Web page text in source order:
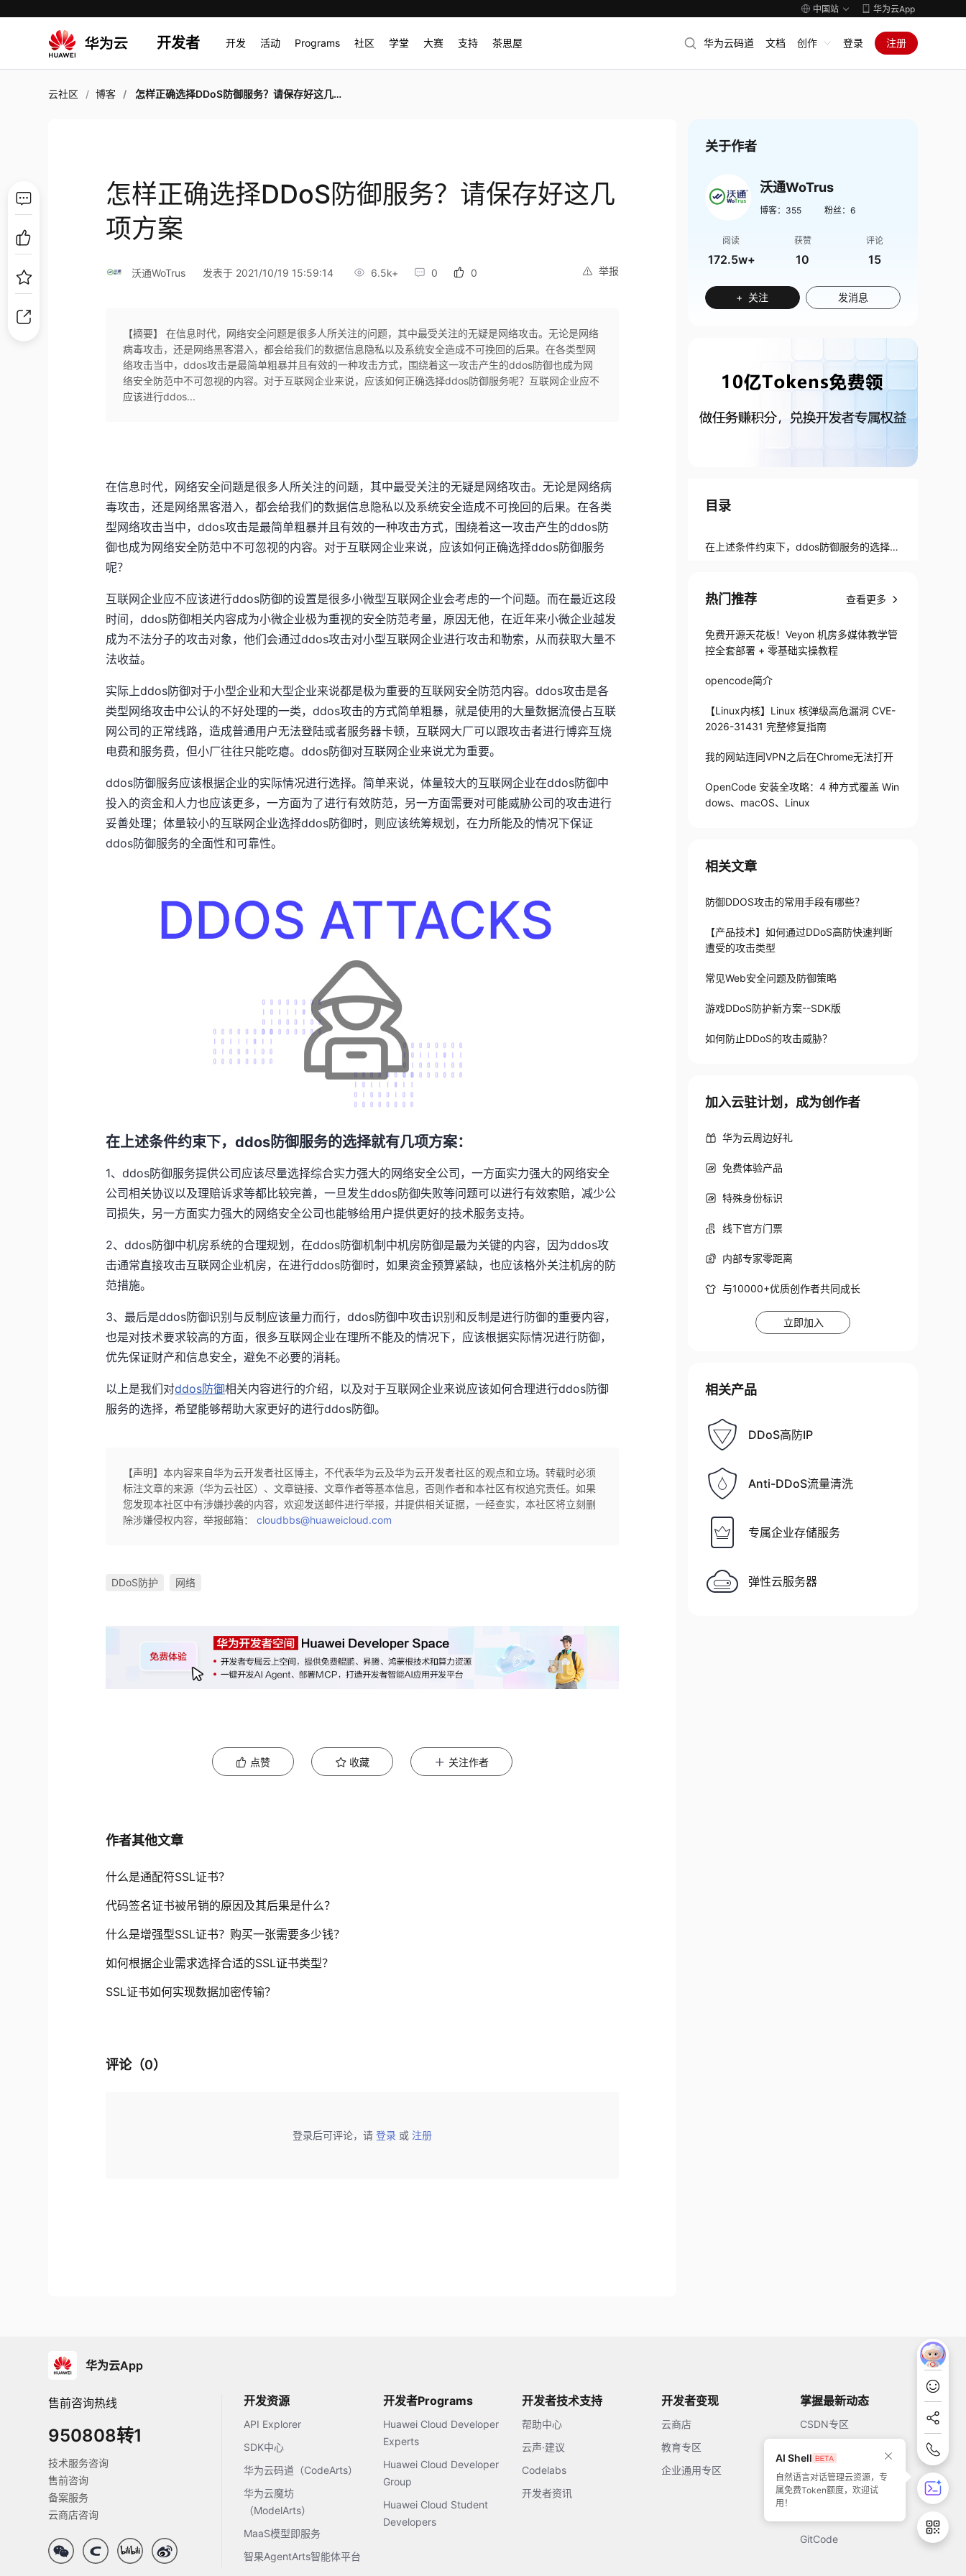
中国站 华为云App
开发者 开发 活动 Programs 社区 学堂 大赛 支持 茶思屋 华为云码道 文档 创作 登录 注册
云社区 博客 怎样正确选择DDoS防御服务？请保存好这几项方案
怎样正确选择DDoS防御服务？请保存好这几
项方案
举报
沃通WoTrus 发表于 2021/10/19 15:59:14 6.5k+ 0 0
【摘要】 在信息时代，网络安全问题是很多人所关注的问题，其中最受关注的无疑是网络攻击。无论是网络
病毒攻击，还是网络黑客潜入，都会给我们的数据信息隐私以及系统安全造成不可挽回的后果。在各类型网
络攻击当中，ddos攻击是最简单粗暴并且有效的一种攻击方式，围绕着这一攻击产生的ddos防御也成为网
络安全防范中不可忽视的内容。对于互联网企业来说，应该如何正确选择ddos防御服务呢？互联网企业应不
应该进行ddos...
在信息时代，网络安全问题是很多人所关注的问题，其中最受关注的无疑是网络攻击。无论是网络病
毒攻击，还是网络黑客潜入，都会给我们的数据信息隐私以及系统安全造成不可挽回的后果。在各类
型网络攻击当中，ddos攻击是最简单粗暴并且有效的一种攻击方式，围绕着这一攻击产生的ddos防
御也成为网络安全防范中不可忽视的内容。对于互联网企业来说，应该如何正确选择ddos防御服务
呢？
互联网企业应不应该进行ddos防御的设置是很多小微型互联网企业会考虑的一个问题。而在最近这段
时间，ddos防御相关内容成为小微企业极为重视的安全防范考量，原因无他，在近年来小微企业越发
成为不法分子的攻击对象，他们会通过ddos攻击对小型互联网企业进行攻击和勒索，从而获取大量不
法收益。
实际上ddos防御对于小型企业和大型企业来说都是极为重要的互联网安全防范内容。ddos攻击是各
类型网络攻击中公认的不好处理的一类，ddos攻击的方式简单粗暴，就是使用的大量数据流侵占互联
网公司的正常线路，造成普通用户无法登陆或者服务器卡顿，互联网大厂可以跟攻击者进行博弈互烧
电费和服务费，但小厂往往只能吃瘪。ddos防御对互联网企业来说尤为重要。
ddos防御服务应该根据企业的实际情况进行选择。简单来说，体量较大的互联网企业在ddos防御中
投入的资金和人力也应该更多，一方面为了进行有效防范，另一方面需要对可能威胁公司的攻击进行
妥善处理；体量较小的互联网企业选择ddos防御时，则应该统筹规划，在力所能及的情况下保证
ddos防御服务的全面性和可靠性。
在上述条件约束下，ddos防御服务的选择就有几项方案：
1、ddos防御服务提供公司应该尽量选择综合实力强大的网络安全公司，一方面实力强大的网络安全
公司相关协议以及理赔诉求等都比较完善，一旦发生ddos防御失败等问题可以进行有效索赔，减少公
司损失，另一方面实力强大的网络安全公司也能够给用户提供更好的技术服务支持。
2、ddos防御中机房系统的合理规划，在ddos防御机制中机房防御是最为关键的内容，因为ddos攻
击通常直接攻击互联网企业机房，在进行ddos防御时，如果资金预算紧缺，也应该格外关注机房的防
范措施。
3、最后是ddos防御识别与反制应该量力而行，ddos防御中攻击识别和反制是进行防御的重要内容，
也是对技术要求较高的方面，很多互联网企业在理所不能及的情况下，应该根据实际情况进行防御，
优先保证财产和信息安全，避免不必要的消耗。
以上是我们对ddos防御相关内容进行的介绍，以及对于互联网企业来说应该如何合理进行ddos防御
服务的选择，希望能够帮助大家更好的进行ddos防御。
【声明】本内容来自华为云开发者社区博主，不代表华为云及华为云开发者社区的观点和立场。转载时必须
标注文章的来源（华为云社区）、文章链接、文章作者等基本信息，否则作者和本社区有权追究责任。如果
您发现本社区中有涉嫌抄袭的内容，欢迎发送邮件进行举报，并提供相关证据，一经查实，本社区将立刻删
除涉嫌侵权内容，举报邮箱：cloudbbs@huaweicloud.com
DDoS防护 网络
点赞 收藏 关注作者
作者其他文章
什么是通配符SSL证书？
代码签名证书被吊销的原因及其后果是什么？
什么是增强型SSL证书？购买一张需要多少钱？
如何根据企业需求选择合适的SSL证书类型？
SSL证书如何实现数据加密传输？
评论（0）
登录后可评论，请 登录 或 注册
关于作者
沃通WoTrus
博客： 355 粉丝： 6
阅读
172.5w+
获赞
10
评论
15
+ 关注 发消息
目录
在上述条件约束下，ddos防御服务的选择就
热门推荐 查看更多
免费开源天花板！Veyon 机房多媒体教学管
控全套部署 + 零基础实操教程
opencode简介
【Linux内核】Linux 核弹级高危漏洞 CVE-
2026-31431 完整修复指南
我的网站连同VPN之后在Chrome无法打开
OpenCode 安装全攻略：4 种方式覆盖 Win
dows、macOS、Linux
相关文章
防御DDOS攻击的常用手段有哪些？
【产品技术】如何通过DDoS高防快速判断
遭受的攻击类型
常见Web安全问题及防御策略
游戏DDoS防护新方案--SDK版
如何防止DDoS的攻击威胁？
加入云驻计划，成为创作者
华为云周边好礼
免费体验产品
特殊身份标识
线下官方门票
内部专家零距离
与10000+优质创作者共同成长
立即加入
相关产品
DDoS高防IP
Anti-DDoS流量清洗
专属企业存储服务
弹性云服务器
AI Shell
自然语言对话管理云资源，专
属免费Token额度，欢迎试
用！
华为云App
售前咨询热线
950808转1
技术服务咨询
售前咨询
备案服务
云商店咨询
开发资源
API Explorer
SDK中心
华为云码道（CodeArts）
华为云魔坊
（ModelArts）
MaaS模型即服务
智果AgentArts智能体平台
开发者Programs
Huawei Cloud Developer
Experts
Huawei Cloud Developer
Group
Huawei Cloud Student
Developers
开发者技术支持
帮助中心
云声·建议
Codelabs
开发者资讯
开发者变现
云商店
教育专区
企业通用专区
掌握最新动态
CSDN专区
开源中国
51CTO
GitCode